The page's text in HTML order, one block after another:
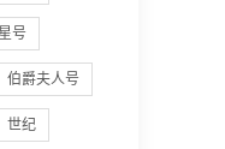
号
伯爵夫人号
世纪